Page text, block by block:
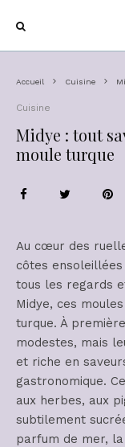
Accueil Cuisine
Cuisine
Midye : tout
moule turque
Au cœur des
côtes
tous les regards
Midye, ces
turque. À
modestes, mais
et riche en
gastronomique.
aux herbes, aux
subtilement
parfum de mer,